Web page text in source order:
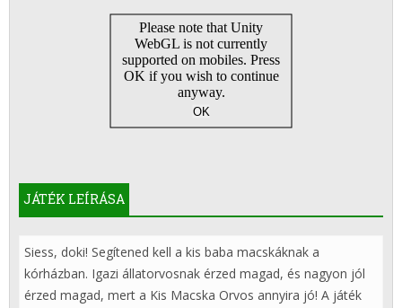
JÁTÉK LEÍRÁSA
Siess, doki! Segítened kell a kis baba macskáknak a
kórházban. Igazi állatorvosnak érzed magad, és nagyon jól
érzed magad, mert a Kis Macska Orvos annyira jó! A játék